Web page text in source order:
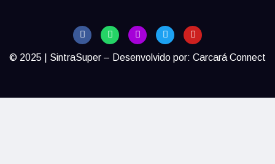
© 2025 | SintraSuper – Desenvolvido por: Carcará Connect